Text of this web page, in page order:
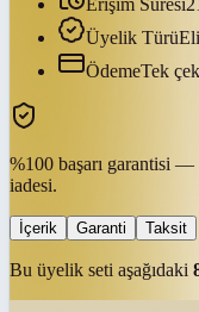
Üyelik Türü
ÖdemeTek
%100 başarı garantisi —
iadesi.
İçerik Garanti Taksit
Bu üyelik seti aşağıdaki